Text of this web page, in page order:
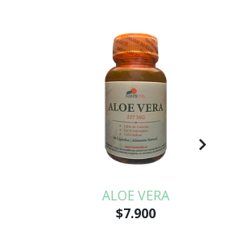
ALOE VERA
$7.900